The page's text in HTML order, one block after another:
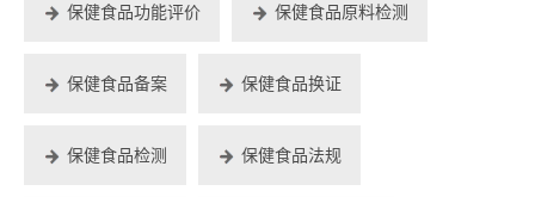
保健食品功能评价 保健食品原料检测
保健食品备案 保健食品换证
保健食品检测 保健食品法规